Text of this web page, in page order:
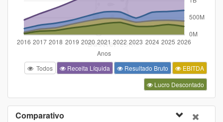
Todos Receita Líquida Resultado Bruto
EBITDA
Lucro Descontado
Comparativo